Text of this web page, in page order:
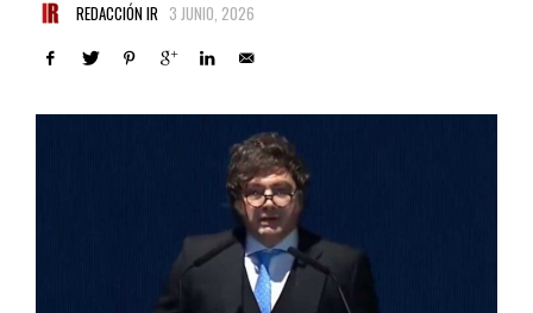
REDACCIÓN IR 3 JUNIO, 2026